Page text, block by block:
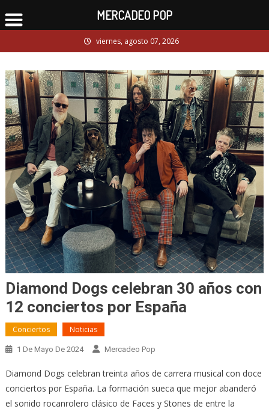
to
viernes, agosto 07, 2026
Diamond Dogs celebran 30 años con
12 conciertos por España
Conciertos Noticias
1 De Mayo De 2024 Mercadeo Pop
Diamond Dogs celebran treinta años de carrera musical con doce
conciertos por España. La formación sueca que mejor abanderó
el sonido rocanrolero clásico de Faces y Stones de entre la
MERCADEO POP